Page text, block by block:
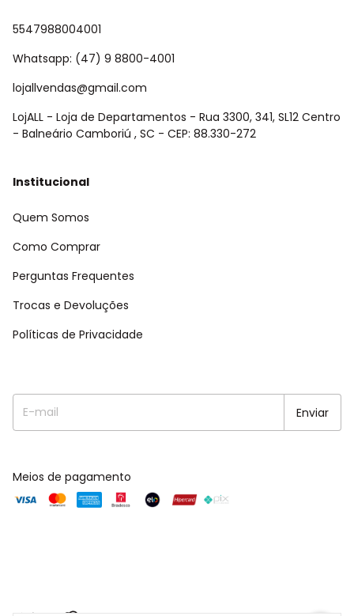
5547988004001
Whatsapp: (47) 9 8800-4001
lojallvendas@gmail.com
LojALL - Loja de Departamentos - Rua 3300, 341, SL12 Centro
- Balneário Camboriú , SC - CEP: 88.330-272
Institucional
Quem Somos
Como Comprar
Perguntas Frequentes
Trocas e Devoluções
Políticas de Privacidade
Meios de pagamento